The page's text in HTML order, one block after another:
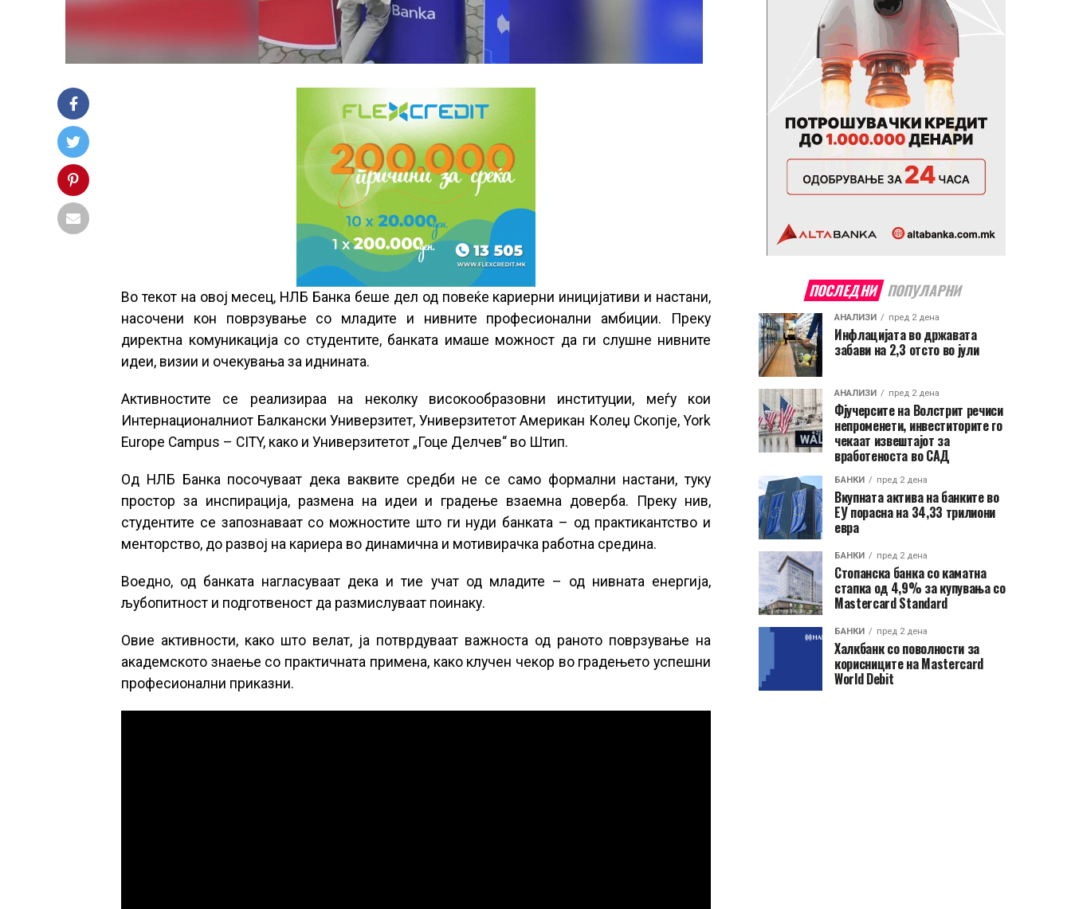
Во текот на овој месец, НЛБ Банка беше дел од повеќе кариерни иницијативи и настани,
насочени кон поврзување со младите и нивните професионални амбиции. Преку
директна комуникација со студентите, банката имаше можност да ги слушне нивните
идеи, визии и очекувања за иднината.
Активностите се реализираа на неколку високообразовни институции, меѓу кои
Интернационалниот Балкански Универзитет, Универзитетот Американ Колеџ Скопје, York
Europe Campus – CITY, како и Универзитетот „Гоце Делчев“ во Штип.
Од НЛБ Банка посочуваат дека ваквите средби не се само формални настани, туку
простор за инспирација, размена на идеи и градење взаемна доверба. Преку нив,
студентите се запознаваат со можностите што ги нуди банката – од практикантство и
менторство, до развој на кариера во динамична и мотивирачка работна средина.
Воедно, од банката нагласуваат дека и тие учат од младите – од нивната енергија,
љубопитност и подготвеност да размислуваат поинаку.
Овие активности, како што велат, ја потврдуваат важноста од раното поврзување на
академското знаење со практичната примена, како клучен чекор во градењето успешни
професионални приказни.
ПОСЛЕДНИ ПОПУЛАРНИ
АНАЛИЗИ пред 2 дена
Инфлацијата во државата
забави на 2,3 отсто во јули
АНАЛИЗИ пред 2 дена
Фјучерсите на Волстрит речиси
непроменети, инвеститорите го
чекаат извештајот за
вработеноста во САД
БАНКИ пред 2 дена
Вкупната актива на банките во
ЕУ порасна на 34,33 трилиони
евра
БАНКИ пред 2 дена
Стопанска банка со каматна
стапка од 4,9% за купувања со
Mastercard Standard
БАНКИ пред 2 дена
Халкбанк со поволности за
корисниците на Mastercard
World Debit